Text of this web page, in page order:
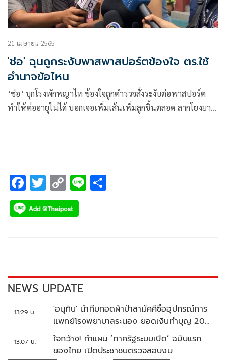
21 เมษายน 2565
'ช่อ' ฉุนถูกระงับพาสพาสปอร์ตข้องใจ ตร.ใช้
อำนาจข้อไหน
‘ช่อ’ บุกโรงพักพญาไท ข้องใจถูกตำรวจสั่งระงับต่อพาสปอร์ต
ทำให้ต่ออายุไม่ได้ บอกเจอเพิ่มเส้นเพิ่มลูกชิ้นตลอด ลากโยงยาว
F
ac
e
k
T
wi
tt
C
o
p
k
Li
NEWS UPDATE
13:29 น.
'อนุทิน' นำทีมทอดผ้าป่าสามัคคีซื้ออุปกรณ์การ
แพทย์โรงพยาบาลระนอง ยอดเงินทำบุญ 20
ล้านบาท
13:07 น.
ใจกว้าง! ทำแผน ‘ภาครัฐระบบเปิด’ ฉบับแรก
ของไทย เปิดประชาชนตรวจสอบงบ